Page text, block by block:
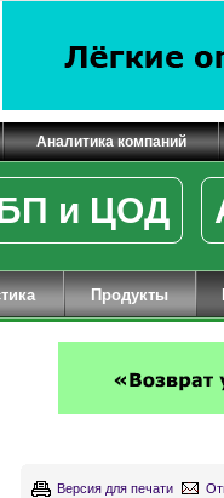
Аналитика компаний
и ЦОД
Продукты
Версия для печати